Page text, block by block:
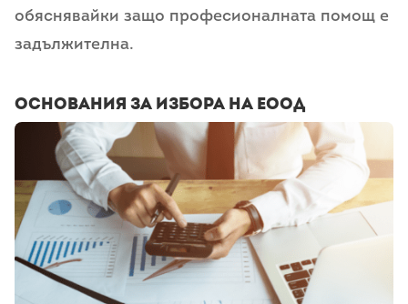
обяснявайки защо професионалната помощ е
задължителна.
Основания за избора на ЕООД